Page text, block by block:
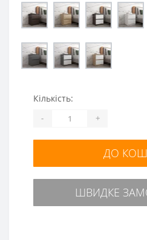
Кількість:
- +
ДО
ШВИДКЕ